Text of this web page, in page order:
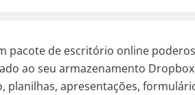
pacote de escritório online
ao seu armazenamento
planilhas, apresentações,